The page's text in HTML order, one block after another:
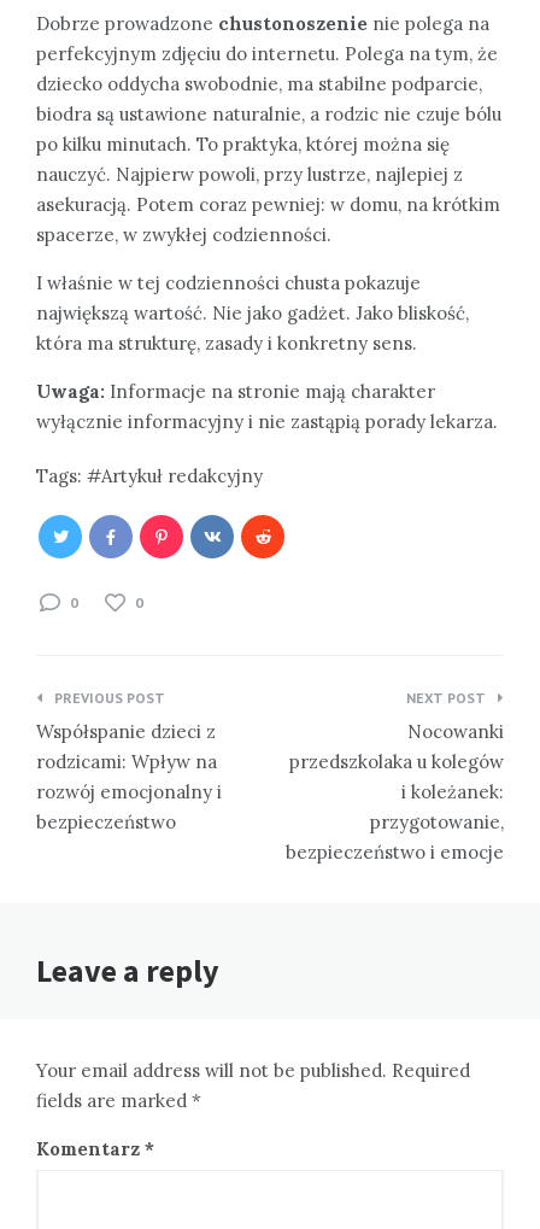
Dobrze prowadzone chustonoszenie nie polega na
perfekcyjnym zdjęciu do internetu. Polega na tym, że
dziecko oddycha swobodnie, ma stabilne podparcie,
biodra są ustawione naturalnie, a rodzic nie czuje bólu
po kilku minutach. To praktyka, której można się
nauczyć. Najpierw powoli, przy lustrze, najlepiej z
asekuracją. Potem coraz pewniej: w domu, na krótkim
spacerze, w zwykłej codzienności.
I właśnie w tej codzienności chusta pokazuje
największą wartość. Nie jako gadżet. Jako bliskość,
która ma strukturę, zasady i konkretny sens.
Uwaga: Informacje na stronie mają charakter
wyłącznie informacyjny i nie zastąpią porady lekarza.
Tags: Artykuł redakcyjny
0 0
Nawigacja
wpisu
PREVIOUS POST
Współspanie dzieci z
rodzicami: Wpływ na
rozwój emocjonalny i
bezpieczeństwo
NEXT POST
Nocowanki
przedszkolaka u kolegów
i koleżanek:
przygotowanie,
bezpieczeństwo i emocje
Leave a reply
Your email address will not be published. Required
fields are marked *
Komentarz *